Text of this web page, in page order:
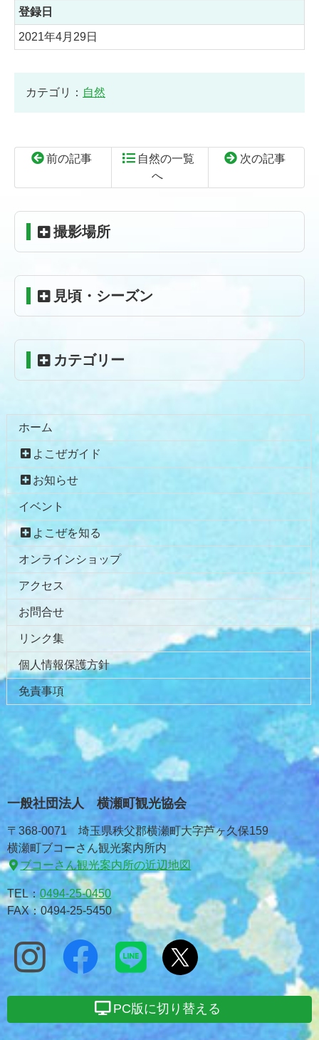
登録日
2021年4月29日
カテゴリ： 自然
前の記事
自然の一覧
へ
次の記事
ン
ン
本
の
戻
ー
の
頭
戻
撮影場所
見頃・シーズン
カテゴリー
ホーム
よこぜガイド
お知らせ
イベント
よこぜを知る
オンラインショップ
アクセス
お問合せ
リンク集
個人情報保護方針
免責事項
一般社団法人 横瀬町観光協会
〒368-0071 埼玉県秩父郡横瀬町大字芦ヶ久保159
横瀬町ブコーさん観光案内所内
ブコーさん観光案内所の近辺地図
TEL：0494-25-0450
FAX：0494-25-5450
PC版に切り替える